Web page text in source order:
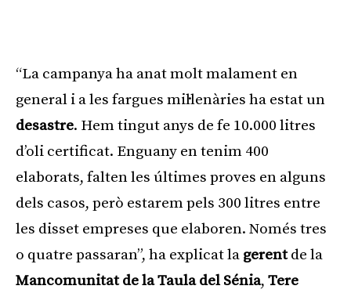
“La campanya ha anat molt malament en
general i a les fargues mil·lenàries ha estat un
desastre. Hem tingut anys de fe 10.000 litres
d’oli certificat. Enguany en tenim 400
elaborats, falten les últimes proves en alguns
dels casos, però estarem pels 300 litres entre
les disset empreses que elaboren. Només tres
o quatre passaran”, ha explicat la gerentde la
Mancomunitat de la Taula del Sénia, Tere